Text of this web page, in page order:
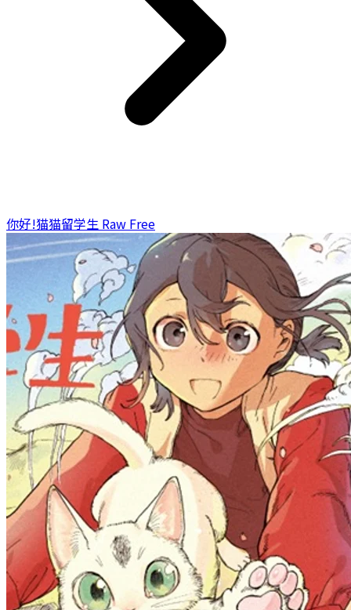
你好!猫猫留学生 Raw Free